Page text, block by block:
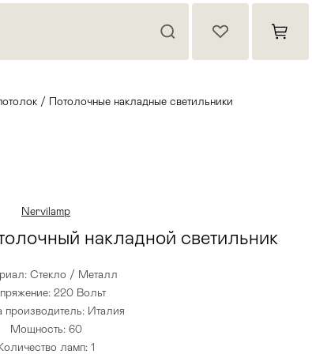
/ Потолочные накладные светильники
Nervilamp
накладной светильник
Стекло / Металл
220 Вольт
производитель: Италия
Мощность: 60
ламп: 1